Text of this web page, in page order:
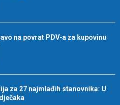
na povrat PDV-a za kupovinu
za 27 najmlađih stanovnika: U